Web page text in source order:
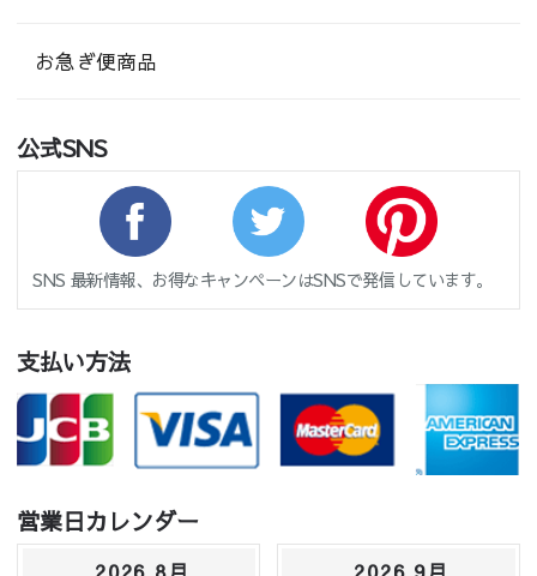
お急ぎ便商品
公式SNS
SNS 最新情報、お得なキャンペーンはSNSで発信しています。
支払い方法
営業日カレンダー